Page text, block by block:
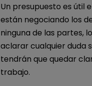
Un presupuesto es útil
están negociando los
ninguna de las partes,
aclarar cualquier duda
tendrán que quedar
trabajo.